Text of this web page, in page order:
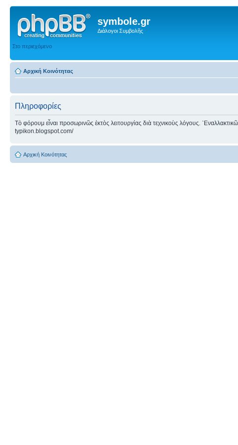
symbole.gr
Διάλογοι Συμβολῆς
Στο περιεχόμενο
Αρχική Κοινότητας
Πληροφορίες
Τὸ φόρουμ εἶναι προσωρινῶς ἐκτὸς λειτουργίας διὰ τεχνικοὺς λόγους.
typikon.blogspot.com/
Αρχική Κοινότητας